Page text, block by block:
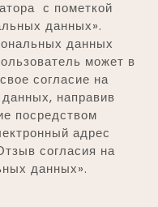
с пометкой
данных».
данных
может в
согласие на
направив
посредством
адрес
согласия на
данных».